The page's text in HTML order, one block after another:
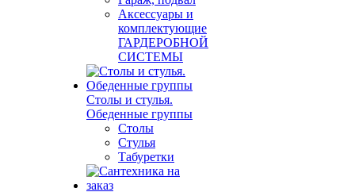
Аксессуары и
комплектующие
ГАРДЕРОБНОЙ
СИСТЕМЫ
Столы и стулья.
Обеденные группы
Столы
Стулья
Табуретки